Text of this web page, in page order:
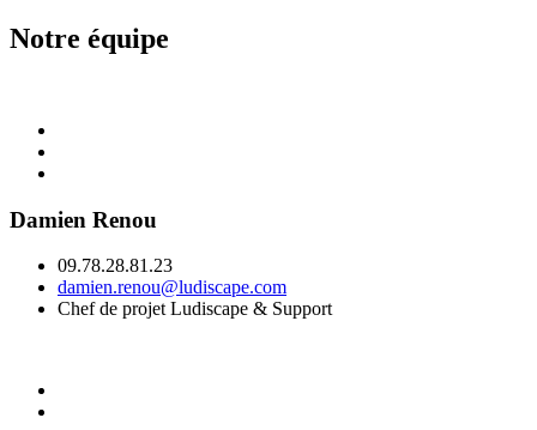
Notre équipe
Damien Renou
09.78.28.81.23
damien.renou@ludiscape.com
Chef de projet Ludiscape & Support